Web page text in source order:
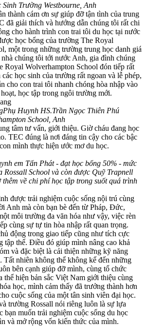
Sinh Trường Westbourne, Anh
thành cám ơn sự giúp đỡ tận tình của trung
đã giải thích và hướng dẫn chúng tôi rất chi
cho hành trình con trai tôi du học tại nước
học bổng của trường The Royal
một trong những trường trung học danh giá
chúng tôi tới nước Anh, gia đình chúng
Royal Wolverhampton School đón tiếp rất
học sinh của trường rất ngoan và lễ phép,
cho con trai tôi nhanh chóng hòa nhập vào
học tập trong ngôi trường mới.
Phụ Huynh HS.Trần Ngọc Thiên Phú
School, Anh
tâm tư vấn, giới thiệu. Giờ cháu đang học
TEC đúng là nơi đáng tin cậy cho các bậc
mình thực hiện ước mơ du học.
em Tấn Phát - đạt học bổng 50% - mức
Rossall School và còn được Quỹ Trapnell
về chi phí học tập trong suốt quá trình
được trải nghiệm cuộc sống nội trú cùng
Anh mà còn bạn bè đến từ Pháp, Đức,
môi trường đa văn hóa như vậy, việc rèn
cùng sự tự tin hòa nhập rất quan trọng.
động trong giao tiếp cũng như tích cực
tập thể. Điều đó giúp mình nâng cao khả
và đặc biệt là cải thiện những kỹ năng
Tất nhiên không thể không kể đến những
bên cạnh giúp đỡ mình, cùng tổ chức
thể hiện bản sắc Việt Nam giới thiệu cùng
học, mình cảm thấy đã trưởng thành hơn
cuộc sống của một tân sinh viên đại học.
trường Rossall nói riêng luôn là sự lựa
bạn muốn trải nghiệm cuộc sống du học
và mở rộng vốn kiến thức của mình.